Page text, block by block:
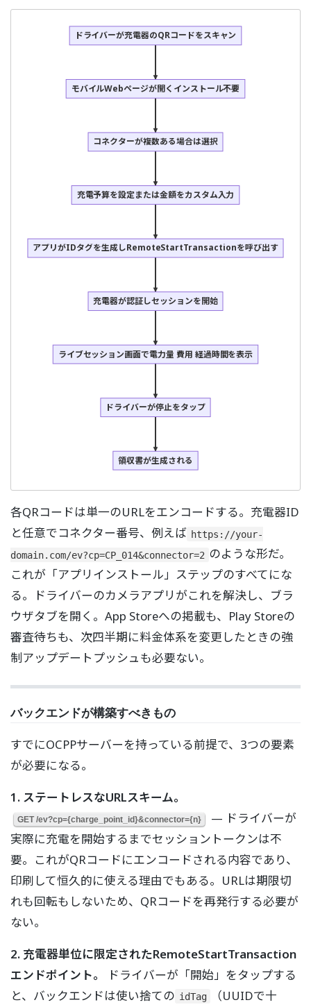
ドライバーが充電器のQRコードをスキャン
モバイルWebページが開くインストール不要
コネクターが複数ある場合は選択
充電予算を設定または金額をカスタム入力
アプリがIDタグを生成しRemoteStartTransactionを呼び出す
充電器が認証しセッションを開始
ライブセッション画面で電力量 費用 経過時間を表示
ドライバーが停止をタップ
領収書が生成される
各QRコードは単一のURLをエンコードする。充電器ID
と任意でコネクター番号、例えば https://your-
domain.com/ev?cp=CP_014&connector=2 のような形だ。
これが「アプリインストール」ステップのすべてにな
る。ドライバーのカメラアプリがこれを解決し、ブラ
ウザタブを開く。App Storeへの掲載も、Play Storeの
審査待ちも、次四半期に料金体系を変更したときの強
制アップデートプッシュも必要ない。
バックエンドが構築すべきもの
すでにOCPPサーバーを持っている前提で、3つの要素
が必要になる。
1. ステートレスなURLスキーム。
GET /ev?cp={charge_point_id}&connector={n}
— ドライバーが
実際に充電を開始するまでセッショントークンは不
要。これがQRコードにエンコードされる内容であり、
印刷して恒久的に使える理由でもある。URLは期限切
れも回転もしないため、QRコードを再発行する必要が
ない。
2. 充電器単位に限定されたRemoteStartTransaction
エンドポイント。
ドライバーが「開始」をタップする
と、バックエンドは使い捨ての idTag
（UUIDで十